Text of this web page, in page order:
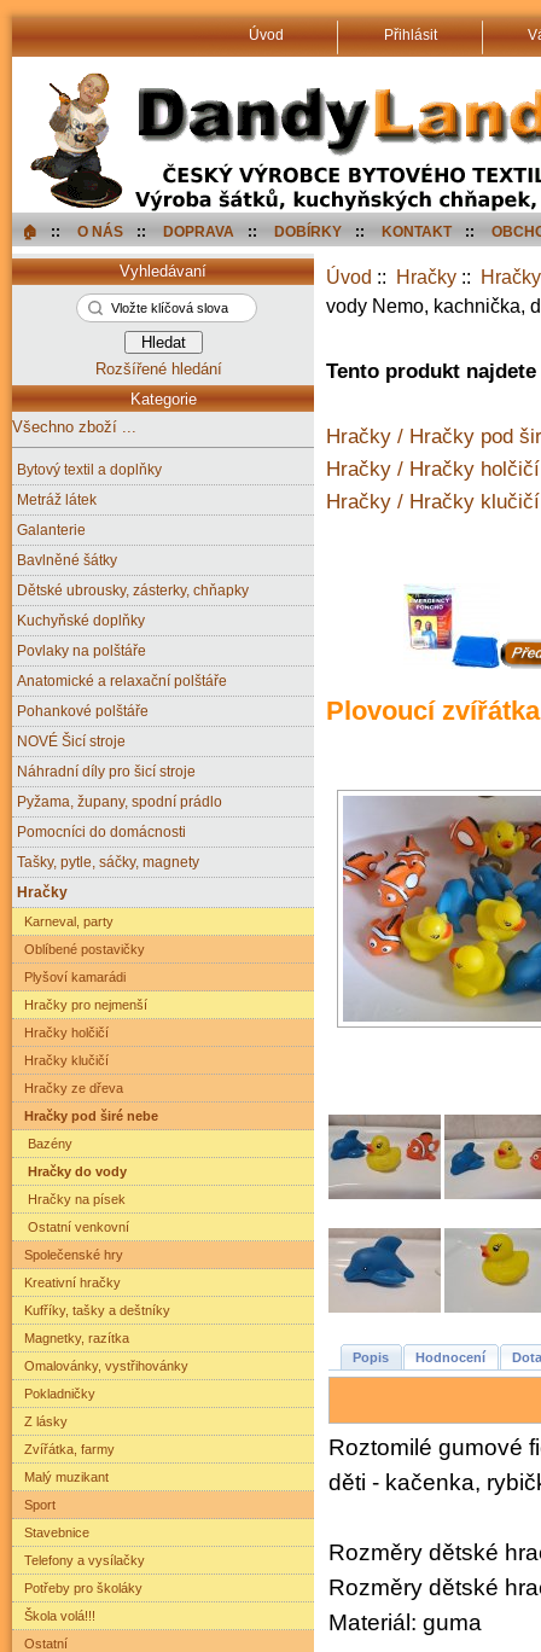
Úvod Přihlásit
🏠︎ :: O NÁS :: DOPRAVA :: DOBÍRKY :: KONTAKT ::
Úvod :: Hračky ::
vody Nemo, kachnička,
Tento produkt
Hračky / Hračky pod
Hračky / Hračky
Hračky / Hračky
Plovoucí
Popis Hodnocení
Roztomilé gumové
děti - kačenka,
Rozměry dětské
Rozměry dětské
Materiál: guma
Vyhledávaní
Rozšířené hledání
Kategorie
Všechno zboží ...
Bytový textil a doplňky
Metráž látek
Galanterie
Bavlněné šátky
Dětské ubrousky, zásterky, chňapky
Kuchyňské doplňky
Povlaky na polštáře
Anatomické a relaxační polštáře
Pohankové polštáře
NOVÉ Šicí stroje
Náhradní díly pro šicí stroje
Pyžama, župany, spodní prádlo
Pomocníci do domácnosti
Tašky, pytle, sáčky, magnety
Hračky
Karneval, party
Oblíbené postavičky
Plyšoví kamarádi
Hračky pro nejmenší
Hračky holčičí
Hračky klučičí
Hračky ze dřeva
Hračky pod širé nebe
Bazény
Hračky do vody
Hračky na písek
Ostatní venkovní
Společenské hry
Kreativní hračky
Kufříky, tašky a deštníky
Magnetky, razítka
Omalovánky, vystřihovánky
Pokladničky
Z lásky
Zvířátka, farmy
Malý muzikant
Sport
Stavebnice
Telefony a vysílačky
Potřeby pro školáky
Škola volá!!!
Ostatní